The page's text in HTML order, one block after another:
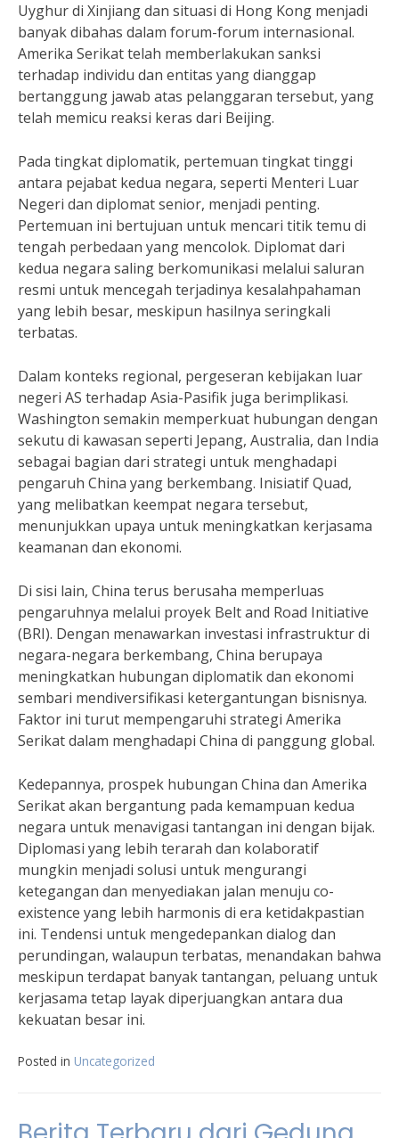
Uyghur di Xinjiang dan situasi di Hong Kong menjadi
banyak dibahas dalam forum-forum internasional.
Amerika Serikat telah memberlakukan sanksi
terhadap individu dan entitas yang dianggap
bertanggung jawab atas pelanggaran tersebut, yang
telah memicu reaksi keras dari Beijing.
Pada tingkat diplomatik, pertemuan tingkat tinggi
antara pejabat kedua negara, seperti Menteri Luar
Negeri dan diplomat senior, menjadi penting.
Pertemuan ini bertujuan untuk mencari titik temu di
tengah perbedaan yang mencolok. Diplomat dari
kedua negara saling berkomunikasi melalui saluran
resmi untuk mencegah terjadinya kesalahpahaman
yang lebih besar, meskipun hasilnya seringkali
terbatas.
Dalam konteks regional, pergeseran kebijakan luar
negeri AS terhadap Asia-Pasifik juga berimplikasi.
Washington semakin memperkuat hubungan dengan
sekutu di kawasan seperti Jepang, Australia, dan India
sebagai bagian dari strategi untuk menghadapi
pengaruh China yang berkembang. Inisiatif Quad,
yang melibatkan keempat negara tersebut,
menunjukkan upaya untuk meningkatkan kerjasama
keamanan dan ekonomi.
Di sisi lain, China terus berusaha memperluas
pengaruhnya melalui proyek Belt and Road Initiative
(BRI). Dengan menawarkan investasi infrastruktur di
negara-negara berkembang, China berupaya
meningkatkan hubungan diplomatik dan ekonomi
sembari mendiversifikasi ketergantungan bisnisnya.
Faktor ini turut mempengaruhi strategi Amerika
Serikat dalam menghadapi China di panggung global.
Kedepannya, prospek hubungan China dan Amerika
Serikat akan bergantung pada kemampuan kedua
negara untuk menavigasi tantangan ini dengan bijak.
Diplomasi yang lebih terarah dan kolaboratif
mungkin menjadi solusi untuk mengurangi
ketegangan dan menyediakan jalan menuju co-
existence yang lebih harmonis di era ketidakpastian
ini. Tendensi untuk mengedepankan dialog dan
perundingan, walaupun terbatas, menandakan bahwa
meskipun terdapat banyak tantangan, peluang untuk
kerjasama tetap layak diperjuangkan antara dua
kekuatan besar ini.
Posted in Uncategorized